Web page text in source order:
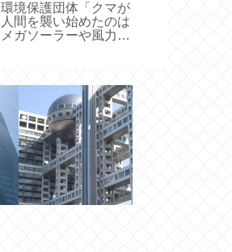
環境保護団体「クマが
人間を襲い始めたのは
メガソーラーや風力発